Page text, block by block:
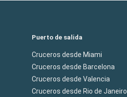
Puerto de salida
Cruceros desde Miami
Cruceros desde Barcelona
Cruceros desde Valencia
Cruceros desde Rio de Janeiro